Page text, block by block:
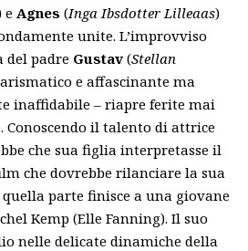
e Agnes (Inga Ibsdotter Lilleaas)
unite. L’improvviso
padre Gustav (Stellan
e affascinante ma
inaffidabile – riapre ferite mai
il talento di attrice
che sua figlia interpretasse il
che dovrebbe rilanciare la sua
parte finisce a una giovane
Kemp (Elle Fanning). Il suo
nelle delicate dinamiche della